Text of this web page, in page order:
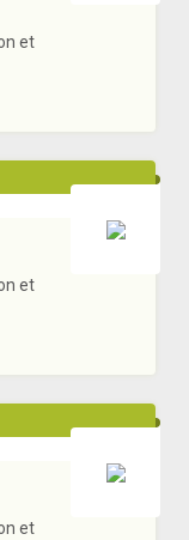
et
et
et